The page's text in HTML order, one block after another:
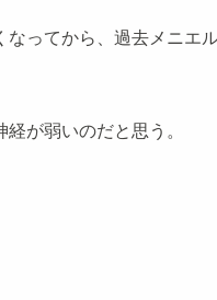
なってから、過去メニエ
が弱いのだと思う。